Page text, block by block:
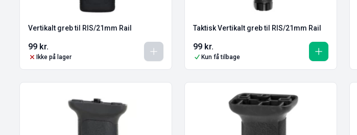
Vertikalt greb til RIS/21mm Rail
99 kr.
Ikke på lager
Taktisk Vertikalt greb til RIS/21mm Rail
99 kr.
Kun få tilbage